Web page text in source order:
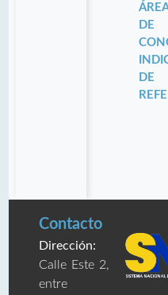
ÁREA
DE
DE
Contacto
Dirección:
Calle Este 2,
entre